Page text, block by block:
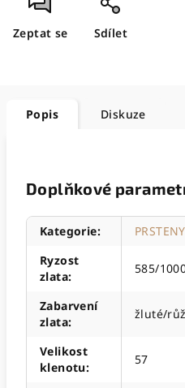
Zeptat se Sdílet
Popis Diskuze
Doplňkové
Kategorie:
PRSTENY
Ryzost
zlata:
585/
Zabarvení
zlata:
žluté/
Velikost
klenotu:
57